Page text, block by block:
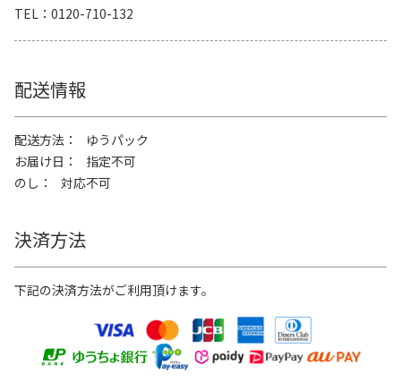
TEL
0120-710-132
配送情報
配送方法
ゆうパック
お届け日
指定不可
のし
対応不可
決済方法
下記の決済方法がご利用頂けます。